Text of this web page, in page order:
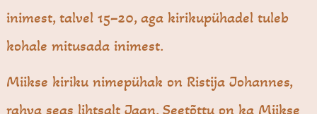
inimest, talvel 15–20, aga kirikupühadel tuleb
kohale mitusada inimest.
Miikse kiriku nimepühak on Ristija Johannes,
rahva seas lihtsalt Jaan. Seetõttu on ka Miikse